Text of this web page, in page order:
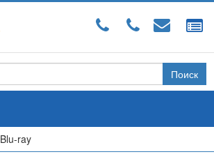
Blu-ray